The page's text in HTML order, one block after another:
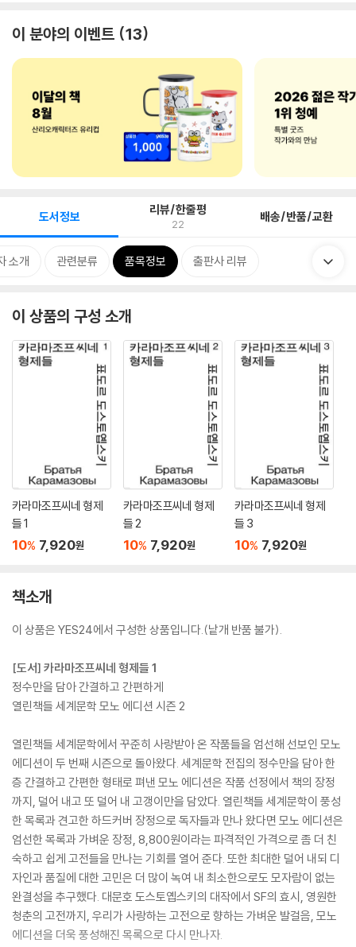
이 분야의 이벤트 13
도서정보 리뷰/한줄평
22 배송/반품/교환
소개 관련분류 품목정보 출판사 리뷰
이 상품의 구성 소개
카라마조프씨네 형제
들 1
10% 7,920원
카라마조프씨네 형제
들 2
10% 7,920원
카라마조프씨네 형제
들 3
10% 7,920원
책소개
이 상품은 YES24에서 구성한 상품입니다.(낱개 반품 불가).
[도서] 카라마조프씨네 형제들 1
정수만을 담아 간결하고 간편하게
열린책들 세계문학 모노 에디션 시즌 2
열린책들 세계문학에서 꾸준히 사랑받아 온 작품들을 엄선해 선보인 모노
에디션이 두 번째 시즌으로 돌아왔다. 세계문학 전집의 정수만을 담아 한
층 간결하고 간편한 형태로 펴낸 모노 에디션은 작품 선정에서 책의 장정
까지, 덜어 내고 또 덜어 내 고갱이만을 담았다. 열린책들 세계문학이 풍성
한 목록과 견고한 하드커버 장정으로 독자들과 만나 왔다면 모노 에디션은
엄선한 목록과 가벼운 장정, 8,800원이라는 파격적인 가격으로 좀 더 친
숙하고 쉽게 고전들을 만나는 기회를 열어 준다. 또한 최대한 덜어 내되 디
자인과 품질에 대한 고민은 더 많이 녹여 내 최소한으로도 모자람이 없는
완결성을 추구했다. 대문호 도스토옙스키의 대작에서 SF의 효시, 영원한
청춘의 고전까지, 우리가 사랑하는 고전으로 향하는 가벼운 발걸음, 모노
에디션을 더욱 풍성해진 목록으로 다시 만나자.